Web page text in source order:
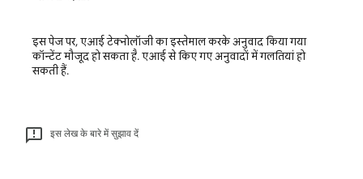
इस पेज पर, एआई टेक्नोलॉजी का इस्तेमाल करके अनुवाद किया गया
कॉन्टेंट मौजूद हो सकता है. एआई से किए गए अनुवादों में गलतियां हो
सकती हैं.
इस लेख के बारे में सुझाव दें